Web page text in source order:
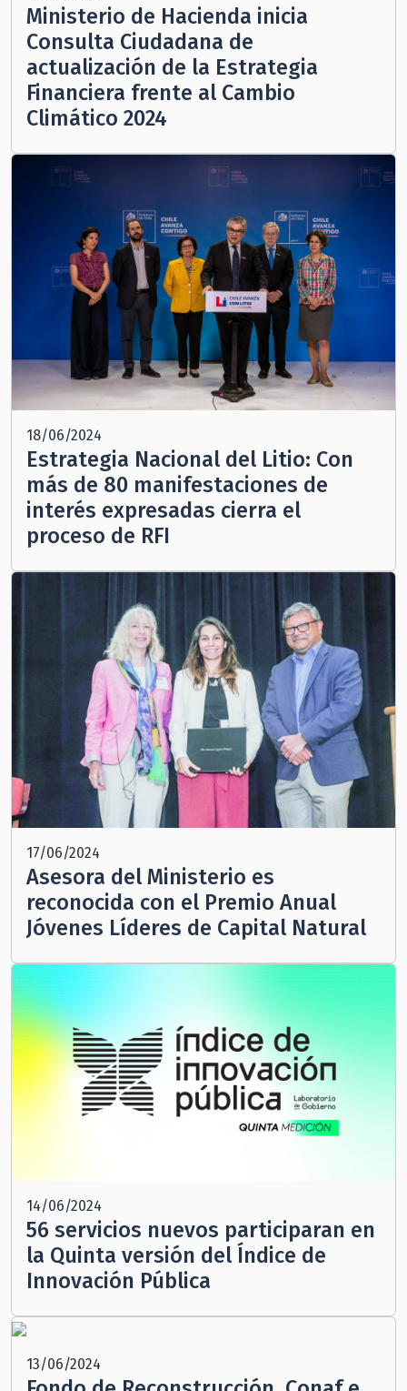
Ministerio de Hacienda inicia
Consulta Ciudadana de
actualización de la Estrategia
Financiera frente al Cambio
Climático 2024
18/06/2024
Estrategia Nacional del Litio: Con
más de 80 manifestaciones de
interés expresadas cierra el
proceso de RFI
17/06/2024
Asesora del Ministerio es
reconocida con el Premio Anual
Jóvenes Líderes de Capital Natural
14/06/2024
56 servicios nuevos participaran en
la Quinta versión del Índice de
Innovación Pública
13/06/2024